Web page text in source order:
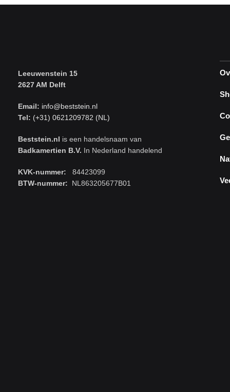
Leeuwenstein 15
2627 AM Delft
Email: info@beststein.nl
Tel: (+31) 0621209782 (NL)
Beststein.nl is een handelsnaam van
Badkamertien B.V. In Nederland handelend
KVK-nummer: 84423099
BTW-nummer: NL863205677B01